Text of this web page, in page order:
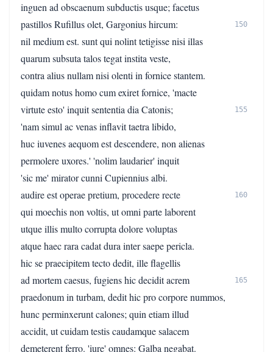
inguen ad obscaenum subductis usque; facetus
pastillos Rufillus olet, Gargonius hircum:
150
nil medium est. sunt qui nolint tetigisse nisi illas
quarum subsuta talos tegat instita veste,
contra alius nullam nisi olenti in fornice stantem.
quidam notus homo cum exiret fornice, 'macte
virtute esto' inquit sententia dia Catonis;
155
'nam simul ac venas inflavit taetra libido,
huc iuvenes aequom est descendere, non alienas
permolere uxores.' 'nolim laudarier' inquit
'sic me' mirator cunni Cupiennius albi.
audire est operae pretium, procedere recte
160
qui moechis non voltis, ut omni parte laborent
utque illis multo corrupta dolore voluptas
atque haec rara cadat dura inter saepe pericla.
hic se praecipitem tecto dedit, ille flagellis
ad mortem caesus, fugiens hic decidit acrem
165
praedonum in turbam, dedit hic pro corpore nummos,
hunc perminxerunt calones; quin etiam illud
accidit, ut cuidam testis caudamque salacem
demeterent ferro. 'iure' omnes: Galba negabat.